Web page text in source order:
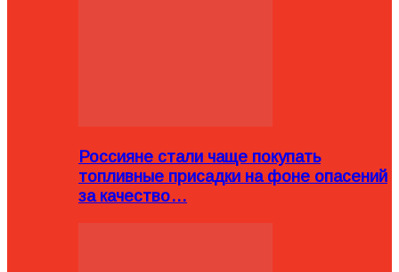
Россияне стали чаще покупать
топливные присадки на фоне опасений
за качество…